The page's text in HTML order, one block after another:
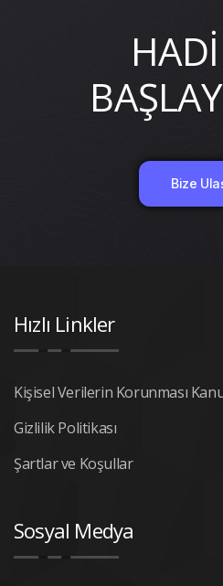
Bize
Hızlı Linkler
Kişisel Verilerin Korunması
Gizlilik Politikası
Şartlar ve Koşullar
Sosyal Medya